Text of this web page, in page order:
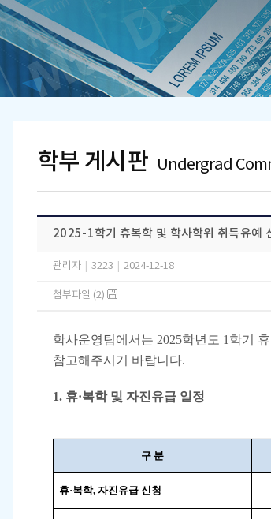
학부 게시판 Undergrad
2025-1학기 휴복학 및 학사학위 취득유예
관리자 3223 2024-12-18
첨부파일 (2)
학사운영팀에서는 2025학년도 1학기 휴
참고해주시기 바랍니다.
1. 휴·복학 및 자진유급 일정
구 분
휴·복학, 자진유급 신청